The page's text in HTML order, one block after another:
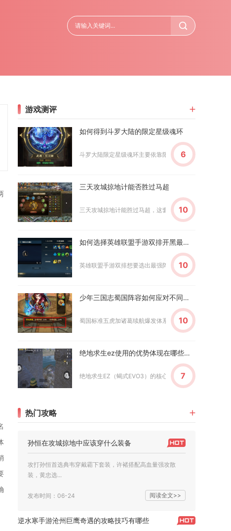
游戏测评
如何得到斗罗大陆的限定星级魂环
斗罗大陆限定星级魂环主要依靠限时主题活动、积分商店
6
三天攻城掠地计能否胜过马超
三天攻城掠地计能胜过马超，这套速冲养成与实战打法结
10
如何选择英雄联盟手游双排开黑最强阵容
英雄联盟手游双排想要选出最强阵容，核心要按照分段选
10
少年三国志蜀国阵容如何应对不同敌对势力
蜀国标准五虎加诸葛续航爆发体系，调整站位、神兵与奇
10
绝地求生ez使用的优势体现在哪些方面
绝地求生EZ（蝎式EVO3）的核心优势集中在近战爆发、
7
热门攻略
孙恒在攻城掠地中应该穿什么装备
攻打孙恒首选典韦穿戴霸下套装，许褚搭配高血量强攻散
装，黄忠选...
发布时间：06-24 阅读全文>>
逆水寒手游沧州巨鹰奇遇的攻略技巧有哪些